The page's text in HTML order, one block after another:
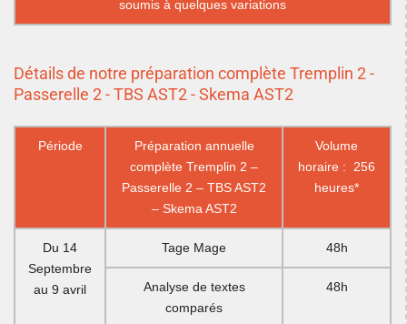
soumis à quelques variations
Détails de notre préparation complète Tremplin 2 -
Passerelle 2 - TBS AST2 - Skema AST2
Période
Préparation annuelle
complète Tremplin 2 –
Passerelle 2 – TBS AST2
– Skema AST2
Volume
horaire : 256
heures*
Du 14
Septembre
au 9 avril
Tage Mage 48h
Analyse de textes
comparés
48h